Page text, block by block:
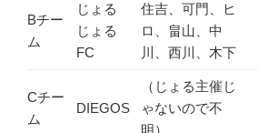
Bチー
ム
じょる
じょる
FC
住吉、可門、ヒ
ロ、畠山、中
川、西川、木下
Cチー
ム
DIEGOS
（じょる主催じ
ゃないので不
明）